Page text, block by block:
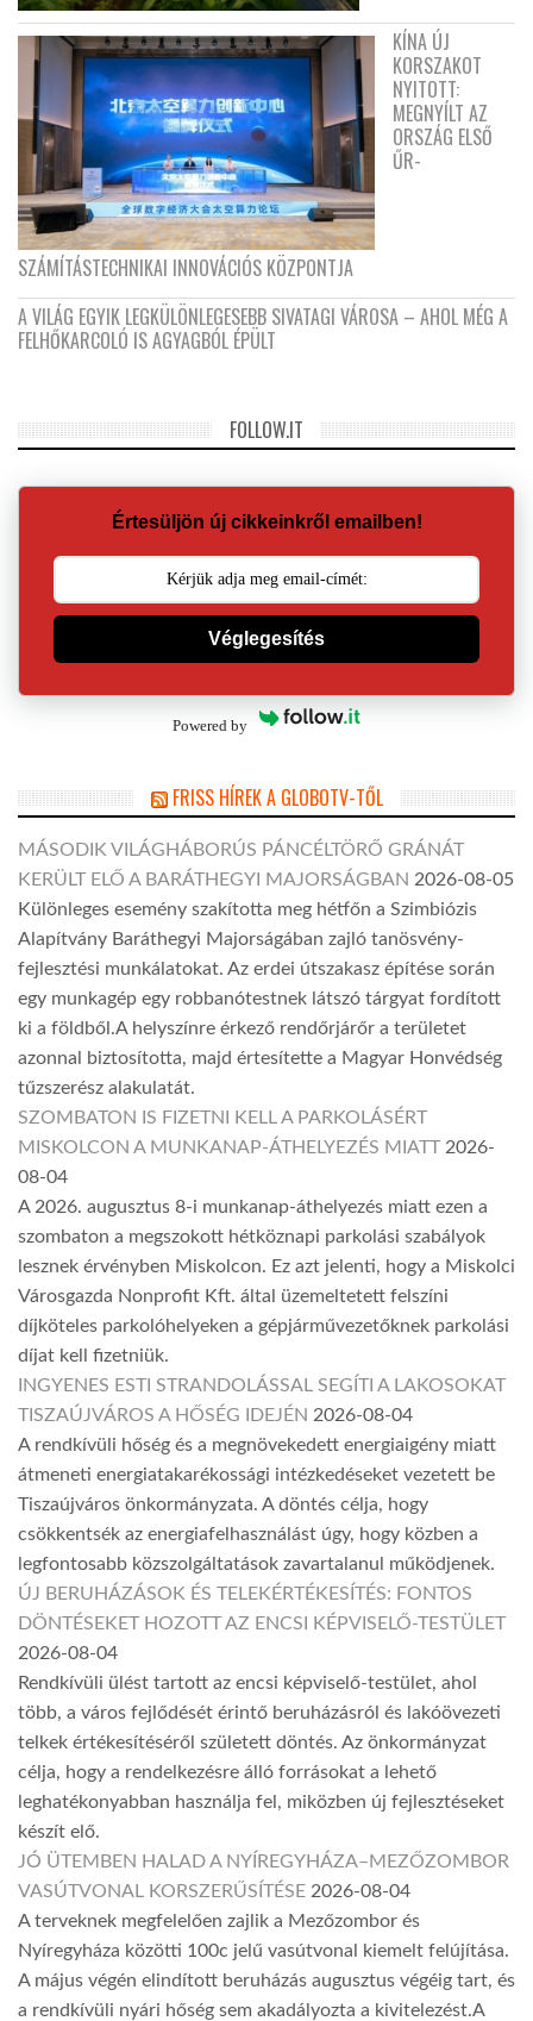
KÍNA ÚJ
KORSZAKOT
NYITOTT:
MEGNYÍLT AZ
ORSZÁG ELSŐ
ŰR-
SZÁMÍTÁSTECHNIKAI INNOVÁCIÓS KÖZPONTJA
A VILÁG EGYIK LEGKÜLÖNLEGESEBB SIVATAGI VÁROSA – AHOL MÉG A
FELHŐKARCOLÓ IS AGYAGBÓL ÉPÜLT
FOLLOW.IT
Értesüljön új cikkeinkről emailben!
Véglegesítés
Powered by
FRISS HÍREK A GLOBOTV-TŐL
MÁSODIK VILÁGHÁBORÚS PÁNCÉLTÖRŐ GRÁNÁT
KERÜLT ELŐ A BARÁTHEGYI MAJORSÁGBAN 2026-08-05
Különleges esemény szakította meg hétfőn a Szimbiózis
Alapítvány Baráthegyi Majorságában zajló tanösvény-
fejlesztési munkálatokat. Az erdei útszakasz építése során
egy munkagép egy robbanótestnek látszó tárgyat fordított
ki a földből.A helyszínre érkező rendőrjárőr a területet
azonnal biztosította, majd értesítette a Magyar Honvédség
tűzszerész alakulatát.
SZOMBATON IS FIZETNI KELL A PARKOLÁSÉRT
MISKOLCON A MUNKANAP-ÁTHELYEZÉS MIATT 2026-
08-04
A 2026. augusztus 8-i munkanap-áthelyezés miatt ezen a
szombaton a megszokott hétköznapi parkolási szabályok
lesznek érvényben Miskolcon. Ez azt jelenti, hogy a Miskolci
Városgazda Nonprofit Kft. által üzemeltetett felszíni
díjköteles parkolóhelyeken a gépjárművezetőknek parkolási
díjat kell fizetniük.
INGYENES ESTI STRANDOLÁSSAL SEGÍTI A LAKOSOKAT
TISZAÚJVÁROS A HŐSÉG IDEJÉN 2026-08-04
A rendkívüli hőség és a megnövekedett energiaigény miatt
átmeneti energiatakarékossági intézkedéseket vezetett be
Tiszaújváros önkormányzata. A döntés célja, hogy
csökkentsék az energiafelhasználást úgy, hogy közben a
legfontosabb közszolgáltatások zavartalanul működjenek.
ÚJ BERUHÁZÁSOK ÉS TELEKÉRTÉKESÍTÉS: FONTOS
DÖNTÉSEKET HOZOTT AZ ENCSI KÉPVISELŐ-TESTÜLET
2026-08-04
Rendkívüli ülést tartott az encsi képviselő-testület, ahol
több, a város fejlődését érintő beruházásról és lakóövezeti
telkek értékesítéséről született döntés. Az önkormányzat
célja, hogy a rendelkezésre álló forrásokat a lehető
leghatékonyabban használja fel, miközben új fejlesztéseket
készít elő.
JÓ ÜTEMBEN HALAD A NYÍREGYHÁZA–MEZŐZOMBOR
VASÚTVONAL KORSZERŰSÍTÉSE 2026-08-04
A terveknek megfelelően zajlik a Mezőzombor és
Nyíregyháza közötti 100c jelű vasútvonal kiemelt felújítása.
A május végén elindított beruházás augusztus végéig tart, és
a rendkívüli nyári hőség sem akadályozta a kivitelezést.A